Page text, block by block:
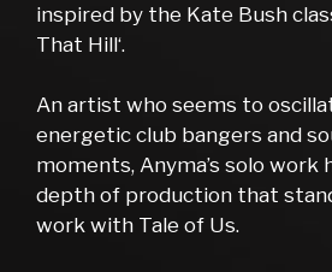
inspired by the Kate Bush
That Hill‘.
An artist who seems to
energetic club bangers and
moments, Anyma’s solo work
depth of production that
work with Tale of Us.